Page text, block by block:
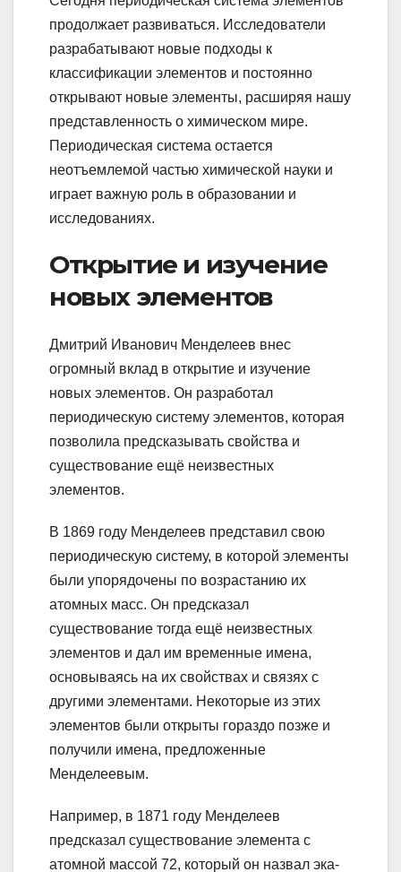
продолжает развиваться. Исследователи
разрабатывают новые подходы к
классификации элементов и постоянно
открывают новые элементы, расширяя нашу
представленность о химическом мире.
Периодическая система остается
неотъемлемой частью химической науки и
играет важную роль в образовании и
исследованиях.
Открытие и изучение
новых элементов
Дмитрий Иванович Менделеев внес
огромный вклад в открытие и изучение
новых элементов. Он разработал
периодическую систему элементов, которая
позволила предсказывать свойства и
существование ещё неизвестных
элементов.
В 1869 году Менделеев представил свою
периодическую систему, в которой элементы
были упорядочены по возрастанию их
атомных масс. Он предсказал
существование тогда ещё неизвестных
элементов и дал им временные имена,
основываясь на их свойствах и связях с
другими элементами. Некоторые из этих
элементов были открыты гораздо позже и
получили имена, предложенные
Менделеевым.
Например, в 1871 году Менделеев
предсказал существование элемента с
атомной массой 72, который он назвал эка-